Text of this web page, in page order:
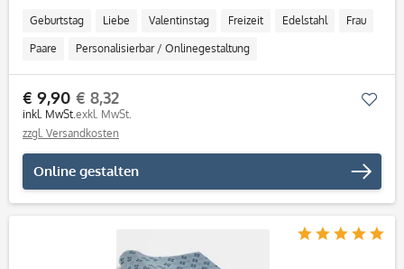
Geburtstag Liebe Valentinstag Freizeit Edelstahl Frau
Paare Personalisierbar / Onlinegestaltung
€ 9,90
inkl. MwSt.
€ 8,32
exkl. MwSt.
zzgl. Versandkosten
Online gestalten